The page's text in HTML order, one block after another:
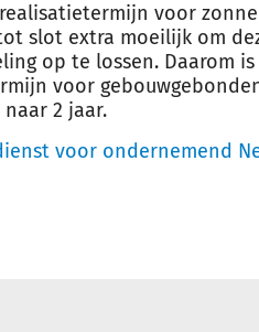
voor
slot extra moeilijk om
op te lossen. Daarom
voor
naar 2 jaar.
voor ondernemend